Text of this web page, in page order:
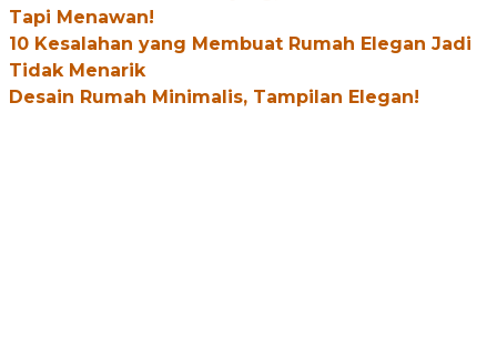
Tapi Menawan!
10 Kesalahan yang Membuat Rumah Elegan Jadi
Tidak Menarik
Desain Rumah Minimalis, Tampilan Elegan!